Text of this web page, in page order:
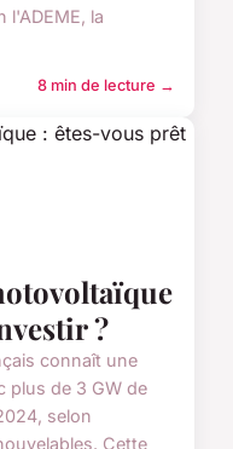
l'ADEME, la
8 min de lecture →
?
connaît une
plus de 3 GW de
selon
Cette